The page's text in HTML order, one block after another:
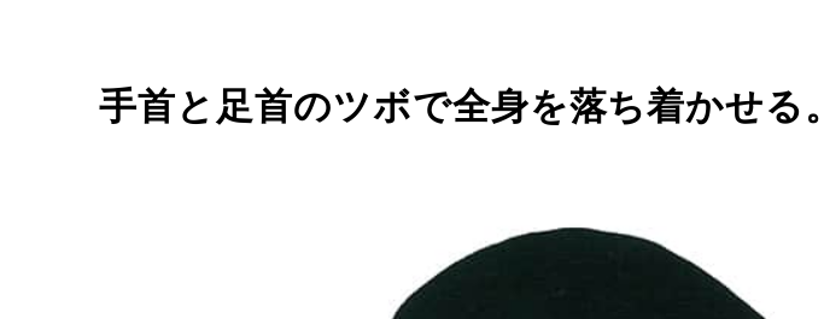
手首と足首のツボで全身を落ち着かせる。